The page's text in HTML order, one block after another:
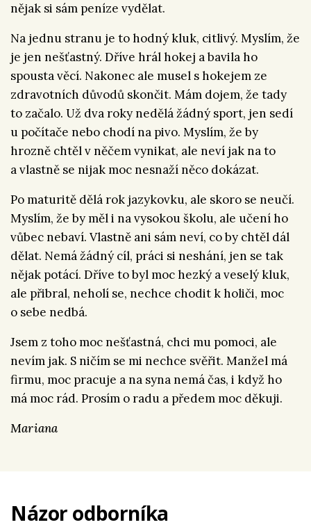
nějak si sám peníze vydělat.
Na jednu stranu je to hodný kluk, citlivý. Myslím, že
je jen nešťastný. Dříve hrál hokej a bavila ho
spousta věcí. Nakonec ale musel s hokejem ze
zdravotních důvodů skončit. Mám dojem, že tady
to začalo. Už dva roky nedělá žádný sport, jen sedí
u počítače nebo chodí na pivo. Myslím, že by
hrozně chtěl v něčem vynikat, ale neví jak na to
a vlastně se nijak moc nesnaží něco dokázat.
Po maturitě dělá rok jazykovku, ale skoro se neučí.
Myslím, že by měl i na vysokou školu, ale učení ho
vůbec nebaví. Vlastně ani sám neví, co by chtěl dál
dělat. Nemá žádný cíl, práci si neshání, jen se tak
nějak potácí. Dříve to byl moc hezký a veselý kluk,
ale přibral, neholí se, nechce chodit k holiči, moc
o sebe nedbá.
Jsem z toho moc nešťastná, chci mu pomoci, ale
nevím jak. S ničím se mi nechce svěřit. Manžel má
firmu, moc pracuje a na syna nemá čas, i když ho
má moc rád. Prosím o radu a předem moc děkuji.
Mariana
Názor odborníka